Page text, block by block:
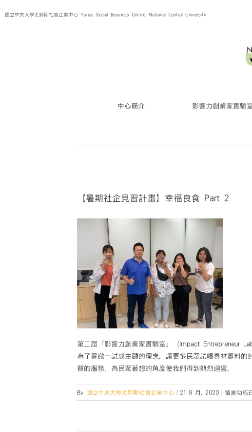
to國立中央大學尤努斯社會企業中心 Yunus Social Business Centre, National Central University
中心簡介 影響力創業家實驗
【暑期社企見習計畫】幸福良食 Part 2
第二屆「影響力創業家實驗室」（Impact Entrepreneur
為了貫徹一試成主顧的理念，讓更多民眾試喝真材實料
費的服務，為民眾著想的角度使我們得到熱烈迴響。
By 國立中央大學尤努斯社會企業中心 21 8 月, 2020
在
〈【暑
留言功能